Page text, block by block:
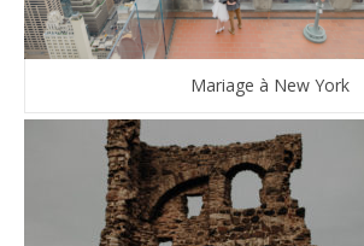
Mariage à New York